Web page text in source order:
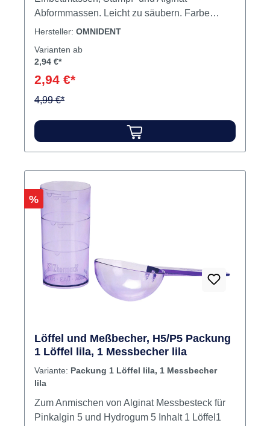
Abformmassen. Leicht zu säubern. Farbe
dunkelgrün. Inhalt Becher
Hersteller: OMNIDENT
Varianten ab
2,94 €*
2,94 €*
4,99 €*
Rabatt
%
Löffel und Meßbecher, H5/P5 Packung
1 Löffel lila, 1 Messbecher lila
Variante: Packung 1 Löffel lila, 1 Messbecher
lila
Zum Anmischen von Alginat Messbesteck für
Pinkalgin 5 und Hydrogum 5 Inhalt 1 Löffel1